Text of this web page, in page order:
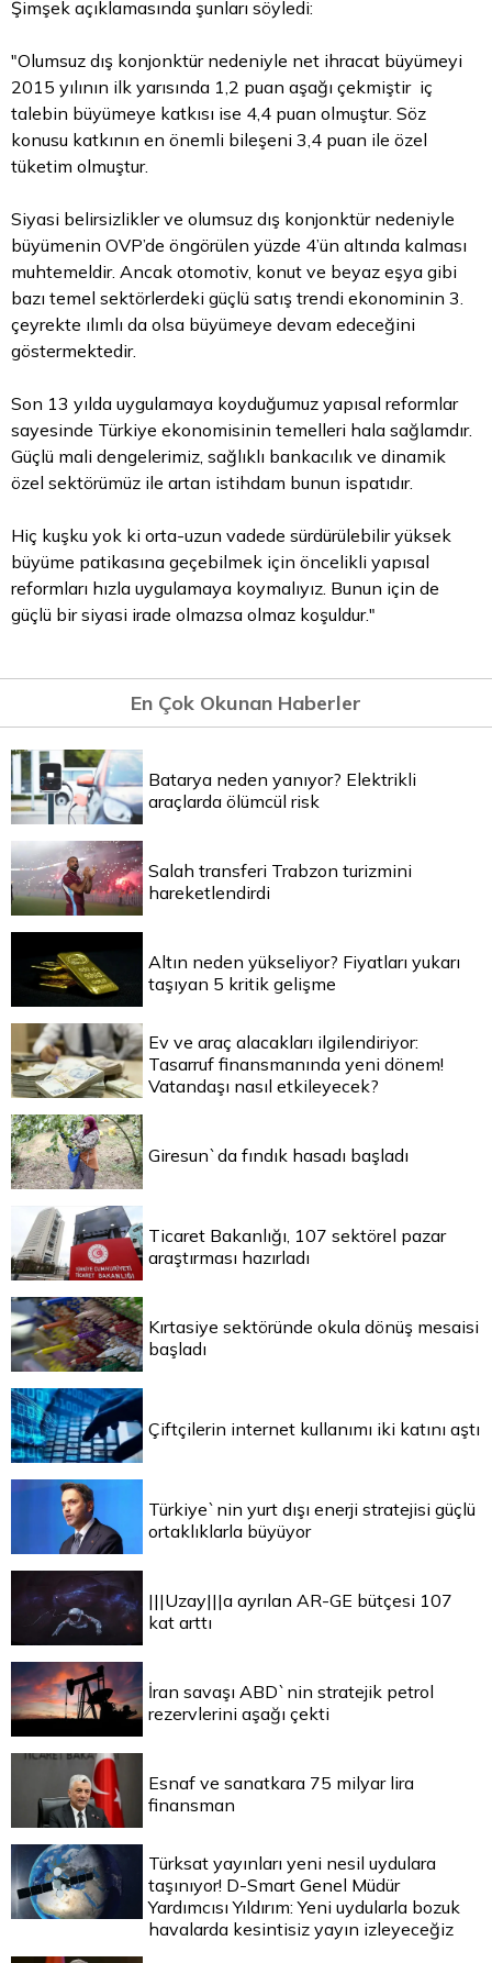
Şimşek açıklamasında şunları söyledi:
"Olumsuz dış konjonktür nedeniyle net ihracat büyümeyi
2015 yılının ilk yarısında 1,2 puan aşağı çekmiştir iç
talebin büyümeye katkısı ise 4,4 puan olmuştur. Söz
konusu katkının en önemli bileşeni 3,4 puan ile özel
tüketim olmuştur.
Siyasi belirsizlikler ve olumsuz dış konjonktür nedeniyle
büyümenin OVP’de öngörülen yüzde 4’ün altında kalması
muhtemeldir. Ancak otomotiv, konut ve beyaz eşya gibi
bazı temel sektörlerdeki güçlü satış trendi ekonominin 3.
çeyrekte ılımlı da olsa büyümeye devam edeceğini
göstermektedir.
Son 13 yılda uygulamaya koyduğumuz yapısal reformlar
sayesinde Türkiye ekonomisinin temelleri hala sağlamdır.
Güçlü mali dengelerimiz, sağlıklı bankacılık ve dinamik
özel sektörümüz ile artan istihdam bunun ispatıdır.
Hiç kuşku yok ki orta-uzun vadede sürdürülebilir yüksek
büyüme patikasına geçebilmek için öncelikli yapısal
reformları hızla uygulamaya koymalıyız. Bunun için de
güçlü bir siyasi irade olmazsa olmaz koşuldur."
En Çok Okunan Haberler
Batarya neden yanıyor? Elektrikli
araçlarda ölümcül risk
Salah transferi Trabzon turizmini
hareketlendirdi
Altın neden yükseliyor? Fiyatları yukarı
taşıyan 5 kritik gelişme
Ev ve araç alacakları ilgilendiriyor:
Tasarruf finansmanında yeni dönem!
Vatandaşı nasıl etkileyecek?
Giresun`da fındık hasadı başladı
Ticaret Bakanlığı, 107 sektörel pazar
araştırması hazırladı
Kırtasiye sektöründe okula dönüş mesaisi
başladı
Çiftçilerin internet kullanımı iki katını aştı
Türkiye`nin yurt dışı enerji stratejisi güçlü
ortaklıklarla büyüyor
|||Uzay|||a ayrılan AR-GE bütçesi 107
kat arttı
İran savaşı ABD`nin stratejik petrol
rezervlerini aşağı çekti
Esnaf ve sanatkara 75 milyar lira
finansman
Türksat yayınları yeni nesil uydulara
taşınıyor! D-Smart Genel Müdür
Yardımcısı Yıldırım: Yeni uydularla bozuk
havalarda kesintisiz yayın izleyeceğiz